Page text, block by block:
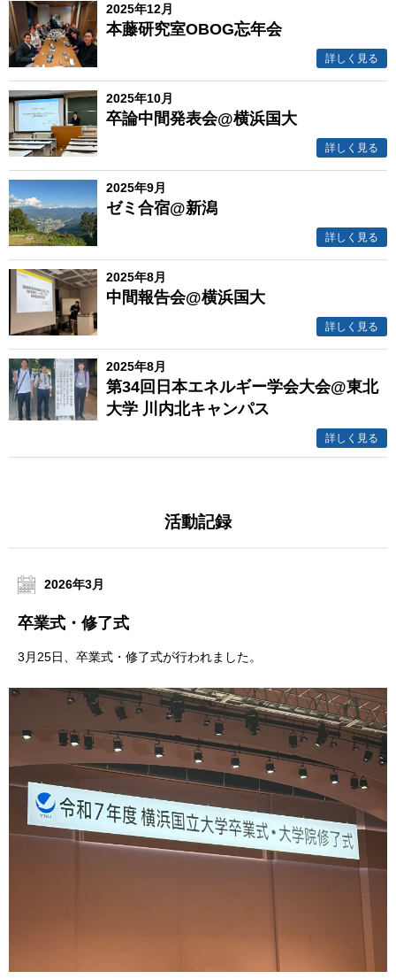
2025年12月
本藤研究室OBOG忘年会
詳しく見る
2025年10月
卒論中間発表会@横浜国大
詳しく見る
2025年9月
ゼミ合宿@新潟
詳しく見る
2025年8月
中間報告会@横浜国大
詳しく見る
2025年8月
第34回日本エネルギー学会大会@東北
大学 川内北キャンパス
詳しく見る
活動記録
2026年3月
卒業式・修了式
3月25日、卒業式・修了式が行われました。